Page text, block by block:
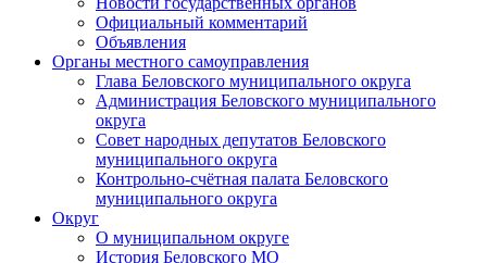
Официальный комментарий
Объявления
Органы местного самоуправления
Глава Беловского муниципального округа
Администрация Беловского муниципального
округа
Совет народных депутатов Беловского
муниципального округа
Контрольно-счётная палата Беловского
муниципального округа
Округ
О муниципальном округе
История Беловского МО